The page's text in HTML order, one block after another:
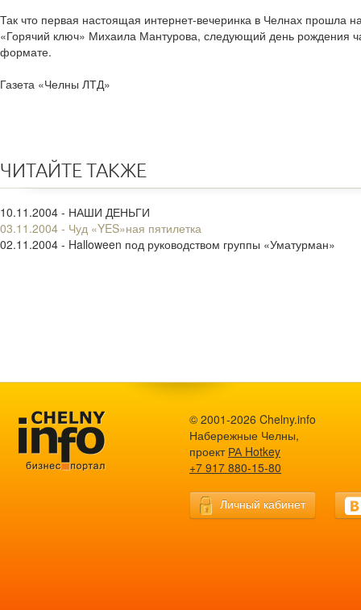
Так что первая настоящая интернет-вечеринка в Челнах прошла
«Горячий ключ» Михаила Мантурова, следующий день рождения
формате.
Газета «Челны ЛТД»
ЧИТАЙТЕ ТАКЖЕ
10.11.2004 - НАШИ ДЕНЬГИ
03.11.2004 - Чуд «YES»ная пятилетка
02.11.2004 - Halloween под руководством группы «Уматурман»
© 2001-2026 Chelny.info
Набережные Челны,
проект РА Hotkey
+7 917 880-15-80
Личный кабинет